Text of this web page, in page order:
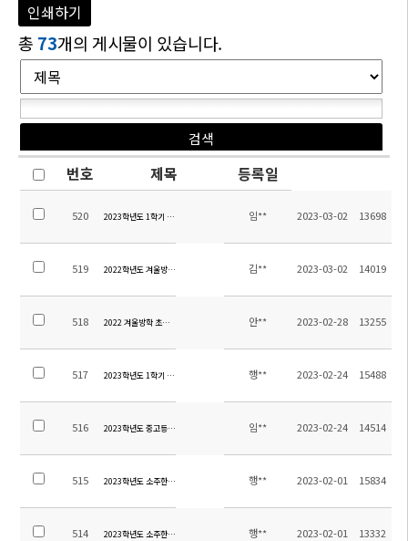
인쇄하기
총 73개의 게시물이 있습니다.
번호 제목 등록일
520 2023학년도 1학기 중등 방과후학교 수강 신청 안내 가정통신문
임** 2023-03-02 13698
519 2022학년도 겨울방학 방과후학교 만족도 조사 결과(학생, 학부모)
김** 2023-03-02 14019
518 2022 겨울방학 초등 방과후학교 교육활동 집행내역
안** 2023-02-28 13255
517 2023학년도 1학기 전체학생 차량 탑승자 명단 공지입니다.
행** 2023-02-24 15488
516 2023학년도 중고등 학급반 배정 임** 2023-02-24 14514
515 2023학년도 소주한국학교 청소용역 업체선정 입찰공고
행** 2023-02-01 15834
514 2023학년도 소주한국학교 소방용역 업체선정 입찰공고
행** 2023-02-01 13332